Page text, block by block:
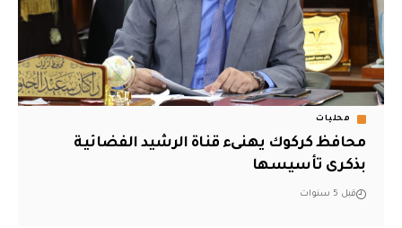
محليات
محافظ كركوك يهنىء قناة الرشيد الفضائية
بذكرى تأسيسها
قبل 5 سنوات